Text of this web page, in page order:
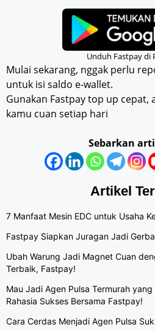
Unduh Fastpay di
Mulai sekarang, nggak perlu
untuk isi saldo e-wallet.
Gunakan Fastpay top up cepat,
kamu cuan setiap hari
Sebarkan
Artikel
7 Manfaat Mesin EDC untuk Usaha
Fastpay Siapkan Juragan Jadi
Ubah Warung Jadi Magnet Cuan
Terbaik, Fastpay!
Mau Jadi Agen Pulsa Termurah
Rahasia Sukses Bersama Fastpay!
Cara Cerdas Menjadi Agen Pulsa